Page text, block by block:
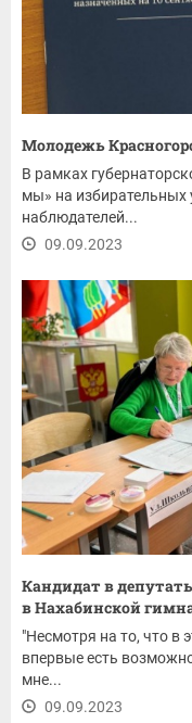
Молодежь
В рамках
мы» на избирательных
наблюдателей...
09.09.2023
Кандидат в
в Нахабинской
"Несмотря на то, что в
впервые есть
мне...
09.09.2023